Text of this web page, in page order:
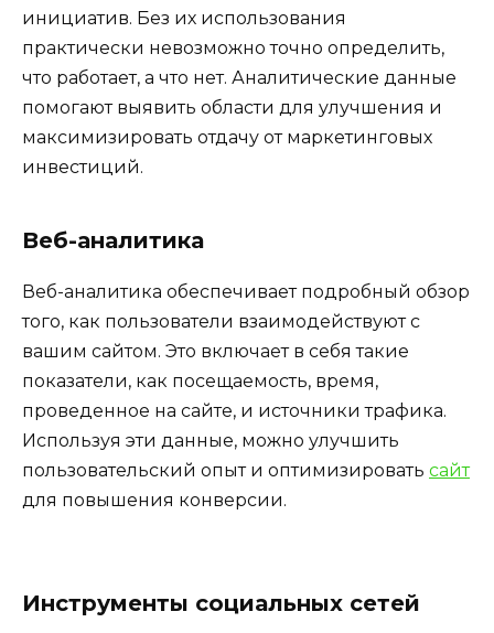
инициатив. Без их использования
практически невозможно точно определить,
что работает, а что нет. Аналитические данные
помогают выявить области для улучшения и
максимизировать отдачу от маркетинговых
инвестиций.
Веб-аналитика
Веб-аналитика обеспечивает подробный обзор
того, как пользователи взаимодействуют с
вашим сайтом. Это включает в себя такие
показатели, как посещаемость, время,
проведенное на сайте, и источники трафика.
Используя эти данные, можно улучшить
пользовательский опыт и оптимизировать сайт
для повышения конверсии.
Инструменты социальных сетей